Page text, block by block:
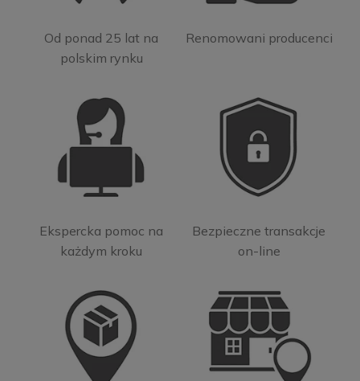
Od ponad 25 lat na
polskim rynku
Renomowani producenci
Ekspercka pomoc na
każdym kroku
Bezpieczne transakcje
on-line